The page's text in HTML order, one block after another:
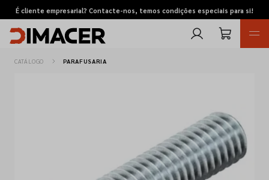
É cliente empresarial? Contacte-nos, temos condições especiais para si!
CATÁLOGO PARAFUSARIA